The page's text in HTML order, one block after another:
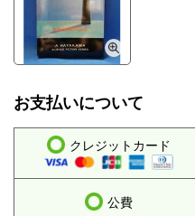
お支払いについて
クレジットカード
公費